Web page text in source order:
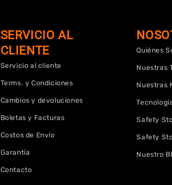
SERVICIO AL
CLIENTE
Servicio al cliente
Terms. y Condiciones
Cambios y devoluciones
Boletas y Facturas
Costos de Envío
Garantía
Contacto
Quiénes
Nuestras
Nuestras
Safety
Safety
Nuestro